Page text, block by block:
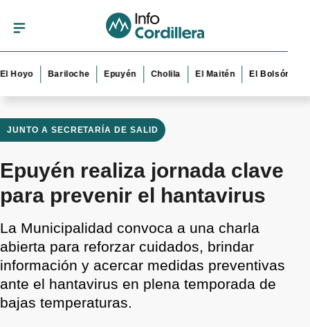
Bariloche Epuyén Cholila El Maitén El Bolsón
JUNTO A SECRETARÍA DE SALID
Epuyén realiza jornada clave
para prevenir el hantavirus
La Municipalidad convoca a una charla
abierta para reforzar cuidados, brindar
información y acercar medidas preventivas
ante el hantavirus en plena temporada de
bajas temperaturas.